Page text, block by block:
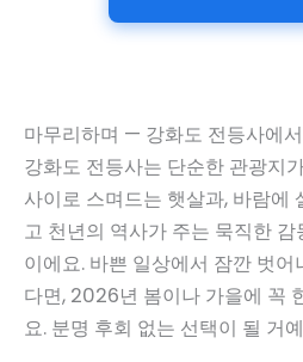
마무리하며 — 강화도 전등사에
강화도 전등사는 단순한 관광지
사이로 스며드는 햇살과, 바람에
고 천년의 역사가 주는 묵직한
이에요. 바쁜 일상에서 잠깐 벗
다면, 2026년 봄이나 가을에 꼭
요. 분명 후회 없는 선택이 될 거